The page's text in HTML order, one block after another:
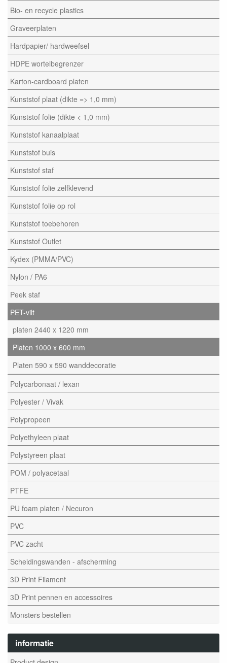
Bio- en recycle plastics
Graveerplaten
Hardpapier/ hardweefsel
HDPE wortelbegrenzer
Karton-cardboard platen
Kunststof plaat (dikte => 1,0 mm)
Kunststof folie (dikte < 1,0 mm)
Kunststof kanaalplaat
Kunststof buis
Kunststof staf
Kunststof folie zelfklevend
Kunststof folie op rol
Kunststof toebehoren
Kunststof Outlet
Kydex (PMMA/PVC)
Nylon / PA6
Peek staf
PET-vilt
platen 2440 x 1220 mm
Platen 1000 x 600 mm
Platen 590 x 590 wanddecoratie
Polycarbonaat / lexan
Polyester / Vivak
Polypropeen
Polyethyleen plaat
Polystyreen plaat
POM / polyacetaal
PTFE
PU foam platen / Necuron
PVC
PVC zacht
Scheidingswanden - afscherming
3D Print Filament
3D Print pennen en accessoires
Monsters bestellen
informatie